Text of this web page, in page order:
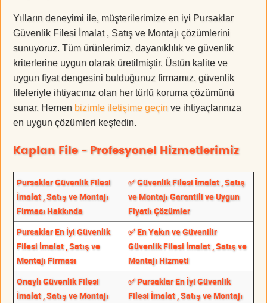
Yılların deneyimi ile, müşterilerimize en iyi Pursaklar
Güvenlik Filesi İmalat , Satış ve Montajı çözümlerini
sunuyoruz. Tüm ürünlerimiz, dayanıklılık ve güvenlik
kriterlerine uygun olarak üretilmiştir. Üstün kalite ve
uygun fiyat dengesini bulduğunuz firmamız, güvenlik
fileleriyle ihtiyacınız olan her türlü koruma çözümünü
sunar. Hemen bizimle iletişime geçin ve ihtiyaçlarınıza
en uygun çözümleri keşfedin.
Kaplan File - Profesyonel Hizmetlerimiz
Pursaklar Güvenlik Filesi
İmalat , Satış ve Montajı
Firması Hakkında
✅ Güvenlik Filesi İmalat , Satış
ve Montajı Garantili ve Uygun
Fiyatlı Çözümler
Pursaklar En İyi Güvenlik
Filesi İmalat , Satış ve
Montajı Firması
✅ En Yakın ve Güvenilir
Güvenlik Filesi İmalat , Satış ve
Montajı Hizmeti
Onaylı Güvenlik Filesi
İmalat , Satış ve Montajı
✅ Pursaklar En İyi Güvenlik
Filesi İmalat , Satış ve Montajı